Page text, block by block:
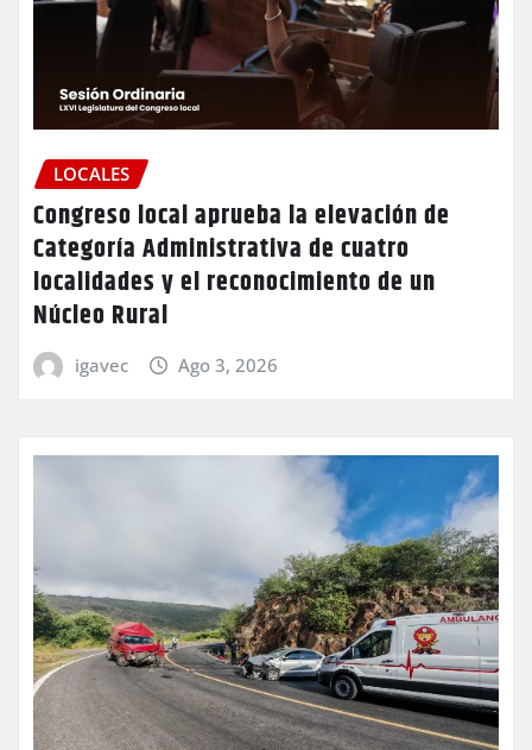
LOCALES
Congreso local aprueba la elevación de
Categoría Administrativa de cuatro
localidades y el reconocimiento de un
Núcleo Rural
igavec Ago 3, 2026